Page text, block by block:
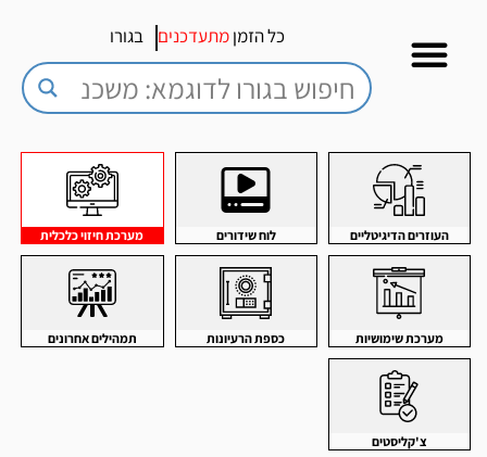
כל הזמןמתעדכנים בגורו
העוזרים הדיגיטליים לוח שידורים מערכת חיזוי כלכלית
מערכת שימושיות כספת הרעיונות תמהילים אחרונים
צ'קליסטים